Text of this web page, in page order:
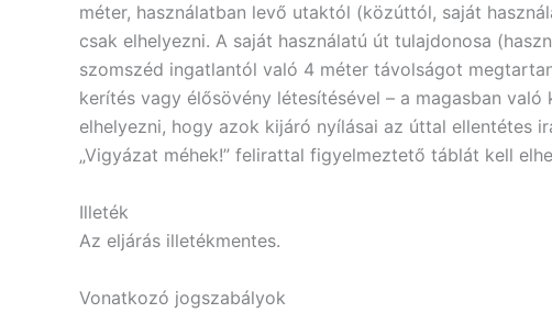
méter, használatban levő utaktól (közúttól, saját
csak elhelyezni. A saját használatú út tulajdonosa
szomszéd ingatlantól való 4 méter távolságot
kerítés vagy élősövény létesítésével – a magasban
elhelyezni, hogy azok kijáró nyílásai az úttal ellentétes
„Vigyázat méhek!” felirattal figyelmeztető táblát kell
Illeték
Az eljárás illetékmentes.
Vonatkozó jogszabályok